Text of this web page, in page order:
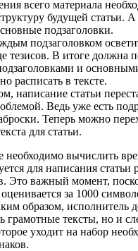
всего материала
будущей статьи. А
подзаголовки.
подзаголовком
тезисов. В итоге должна
и
расписать в тексте.
написание статьи
Ведь уже есть
Теперь можно
для статьи.
необходимо вычислить
для написания статьи
Это важный момент,
за 1000
образом, исполнитель
грамотные тексты, но и
уходит на набор